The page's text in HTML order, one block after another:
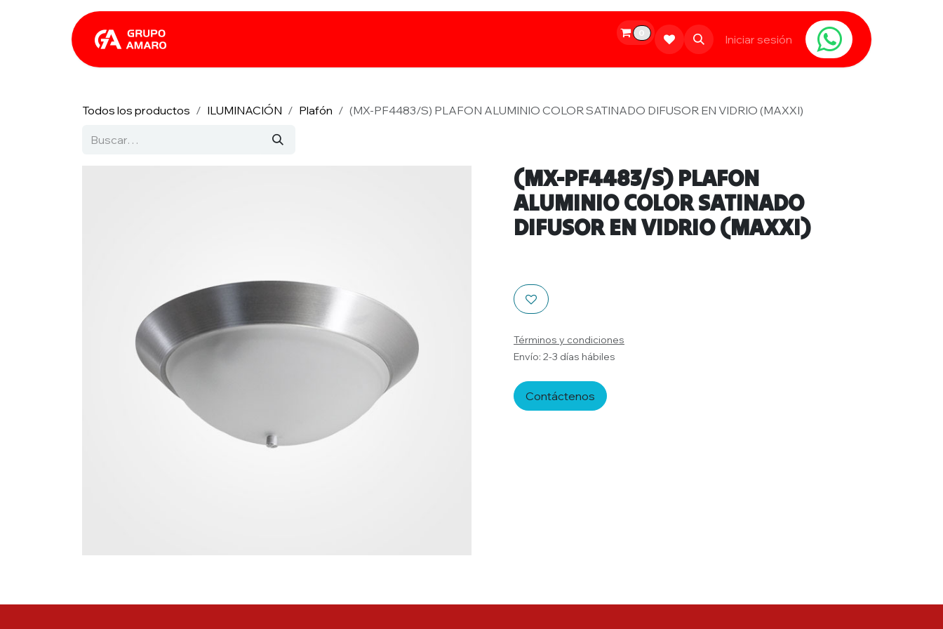
Limpieza Populares Contáctanos
0 Iniciar sesión
Todos los productos ILUMINACIÓN Plafón (MX-PF4483/S) PLAFON ALUMINIO COLOR SATINADO DIFUSOR EN VIDRIO (MAXXI)
(MX-PF4483/S) PLAFON
ALUMINIO COLOR SATINADO
DIFUSOR EN VIDRIO (MAXXI)
Términos y condiciones
Envío: 2-3 días hábiles
Contáctenos